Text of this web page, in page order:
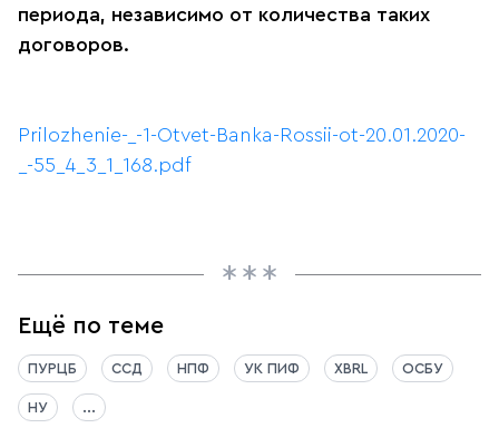
периода, независимо от количества таких
договоров.
Prilozhenie-_-1-Otvet-Banka-Rossii-ot-20.01.2020-
_-55_4_3_1_168.pdf
Ещё по теме
ПУРЦБ ССД НПФ УК ПИФ XBRL ОСБУ
НУ ...